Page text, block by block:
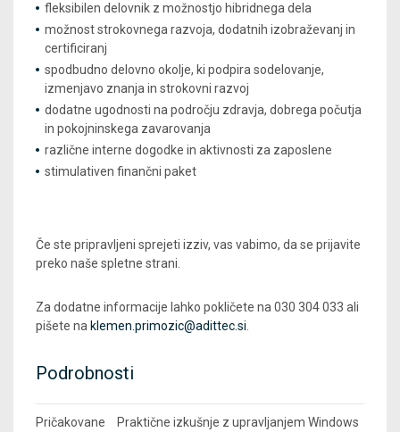
fleksibilen delovnik z možnostjo hibridnega dela
možnost strokovnega razvoja, dodatnih izobraževanj in
certificiranj
spodbudno delovno okolje, ki podpira sodelovanje,
izmenjavo znanja in strokovni razvoj
dodatne ugodnosti na področju zdravja, dobrega počutja
in pokojninskega zavarovanja
različne interne dogodke in aktivnosti za zaposlene
stimulativen finančni paket
Če ste pripravljeni sprejeti izziv, vas vabimo, da se prijavite
preko naše spletne strani.
Za dodatne informacije lahko pokličete na 030 304 033 ali
pišete na klemen.primozic@adittec.si
Podrobnosti
Pričakovane
Praktične izkušnje z upravljanjem Windows